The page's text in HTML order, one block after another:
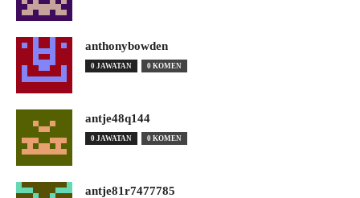
anthonybowden
0 JAWATAN 0 KOMEN
antje48q144
0 JAWATAN 0 KOMEN
antje81r7477785